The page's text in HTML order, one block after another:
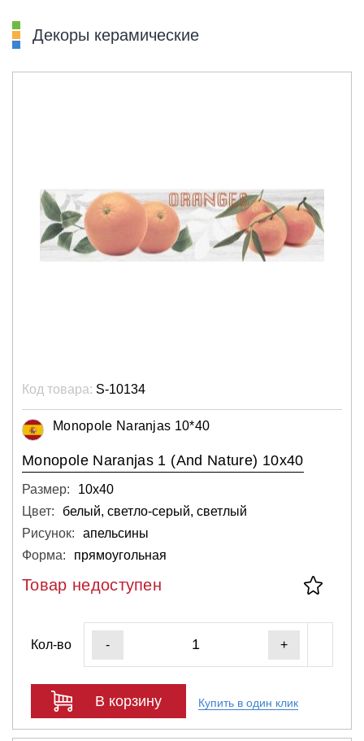
Декоры керамические
Код товара: S-10134
Monopole Naranjas 10*40
Monopole Naranjas 1 (And Nature) 10x40
Размер:
10х40
Цвет:
белый, светло-серый, светлый
Рисунок:
апельсины
Форма:
прямоугольная
Товар недоступен
Кол-во - +
В корзину Купить в один клик